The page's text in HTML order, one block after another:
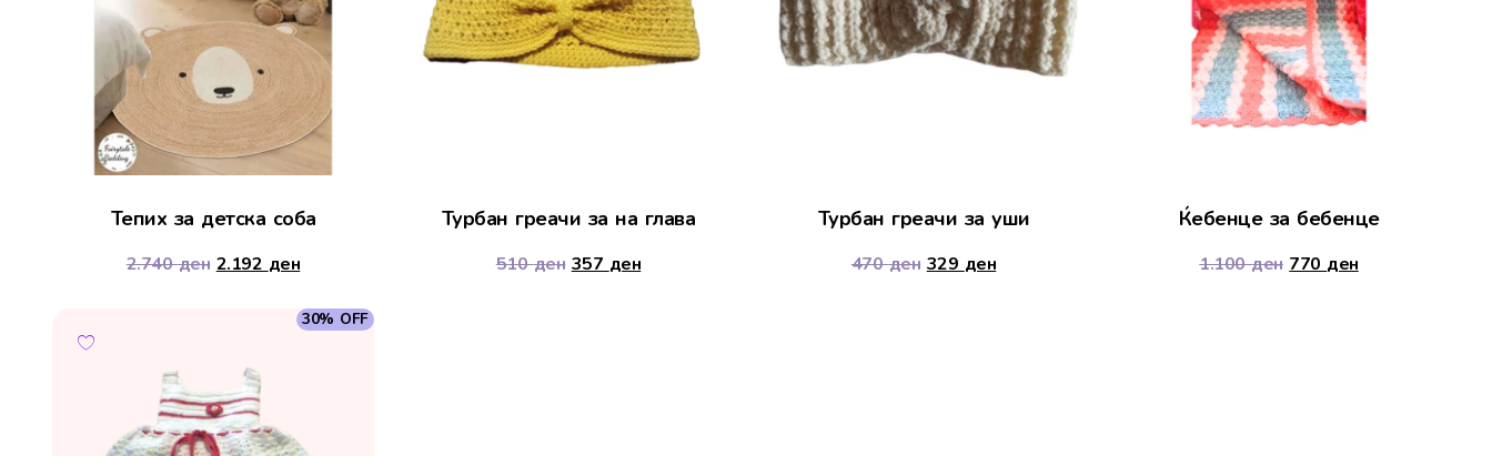
Тепих за детска соба
2.740ден 2.192 ден
Турбан греачи за на глава
510ден 357 ден
Турбан греачи за уши
470ден 329 ден
Ќебенце за бебенце
1.100ден 770 ден
30% OFF